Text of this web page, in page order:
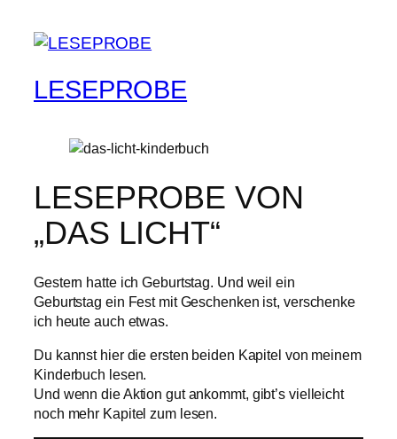
LESEPROBE
LESEPROBE VON
„DAS LICHT“
Gestern hatte ich Geburtstag. Und weil ein
Geburtstag ein Fest mit Geschenken ist, verschenke
ich heute auch etwas.
Du kannst hier die ersten beiden Kapitel von meinem
Kinderbuch lesen.
Und wenn die Aktion gut ankommt, gibt’s vielleicht
noch mehr Kapitel zum lesen.